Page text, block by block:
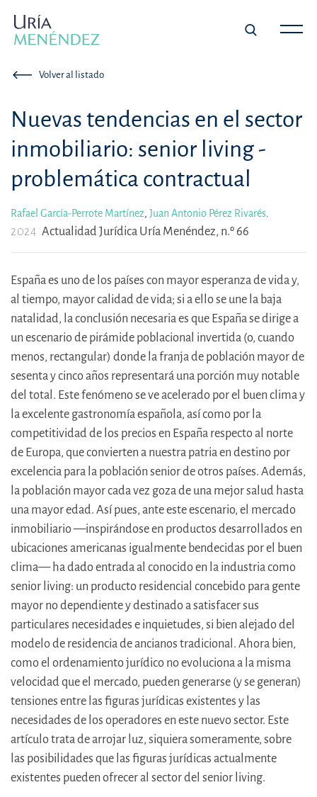
Volver al listado
Nuevas tendencias en el sector
inmobiliario: senior living -
problemática contractual
Rafael García-Perrote Martínez, Juan Antonio Pérez Rivarés.
2024 Actualidad Jurídica Uría Menéndez, n.º 66
España es uno de los países con mayor esperanza de vida y,
al tiempo, mayor calidad de vida; si a ello se une la baja
natalidad, la conclusión necesaria es que España se dirige a
un escenario de pirámide poblacional invertida (o, cuando
menos, rectangular) donde la franja de población mayor de
sesenta y cinco años representará una porción muy notable
del total. Este fenómeno se ve acelerado por el buen clima y
la excelente gastronomía española, así como por la
competitividad de los precios en España respecto al norte
de Europa, que convierten a nuestra patria en destino por
excelencia para la población senior de otros países. Además,
la población mayor cada vez goza de una mejor salud hasta
una mayor edad. Así pues, ante este escenario, el mercado
inmobiliario —inspirándose en productos desarrollados en
ubicaciones americanas igualmente bendecidas por el buen
clima— ha dado entrada al conocido en la industria como
senior living: un producto residencial concebido para gente
mayor no dependiente y destinado a satisfacer sus
particulares necesidades e inquietudes, si bien alejado del
modelo de residencia de ancianos tradicional. Ahora bien,
como el ordenamiento jurídico no evoluciona a la misma
velocidad que el mercado, pueden generarse (y se generan)
tensiones entre las figuras jurídicas existentes y las
necesidades de los operadores en este nuevo sector. Este
artículo trata de arrojar luz, siquiera someramente, sobre
las posibilidades que las figuras jurídicas actualmente
existentes pueden ofrecer al sector del senior living.